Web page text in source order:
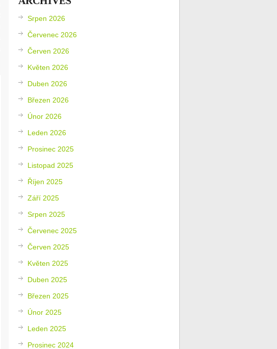
Srpen 2026
Červenec 2026
Červen 2026
Květen 2026
Duben 2026
Březen 2026
Únor 2026
Leden 2026
Prosinec 2025
Listopad 2025
Říjen 2025
Září 2025
Srpen 2025
Červenec 2025
Červen 2025
Květen 2025
Duben 2025
Březen 2025
Únor 2025
Leden 2025
Prosinec 2024